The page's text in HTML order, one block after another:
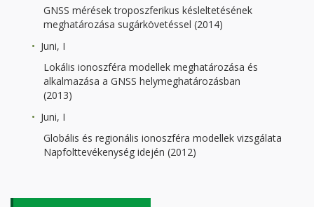
GNSS mérések troposzferikus késleltetésének
meghatározása sugárkövetéssel (2014)
Juni, I
Lokális ionoszféra modellek meghatározása és
alkalmazása a GNSS helymeghatározásban
(2013)
Juni, I
Globális és regionális ionoszféra modellek vizsgálata
Napfolttevékenység idején (2012)